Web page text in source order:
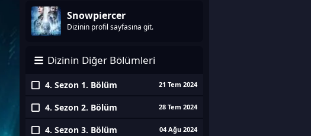
Snowpiercer
Dizinin profil sayfasına git.
Dizinin Diğer Bölümleri
4. Sezon 1. Bölüm 21 Tem 2024
4. Sezon 2. Bölüm 28 Tem 2024
4. Sezon 3. Bölüm 04 Ağu 2024